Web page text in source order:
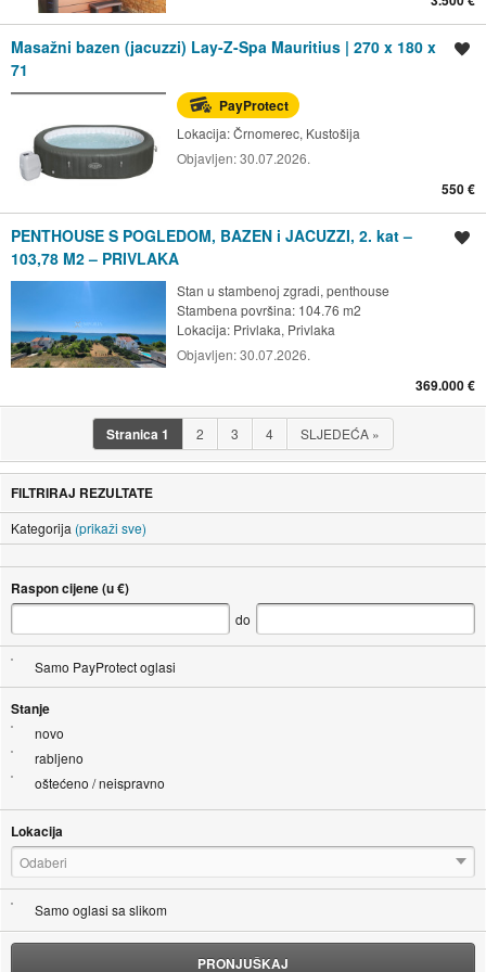
Masažni bazen (jacuzzi) Lay-Z-Spa Mauritius | 270 x 180 x
71
PayProtect
Lokacija:Črnomerec, Kustošija
Objavljen:30.07.2026.
550 €
PENTHOUSE S POGLEDOM, BAZEN i JACUZZI, 2. kat –
103,78 M2 – PRIVLAKA
Stan u stambenoj zgradi, penthouse
Stambena površina: 104.76 m2
Lokacija: Privlaka, Privlaka
Objavljen:30.07.2026.
369.000 €
Stranica1 2 3 4 SLJEDEĆA »
FILTRIRAJ REZULTATE
Kategorija (prikaži sve)
Raspon cijene (u €)
do
Samo PayProtect oglasi
Stanje
novo
rabljeno
oštećeno / neispravno
Lokacija
Odaberi
Samo oglasi sa slikom
PRONJUŠKAJ